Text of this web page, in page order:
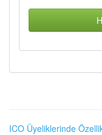
ICO Üyeliklerinde